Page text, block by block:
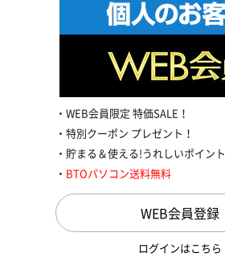
WEB会員限定 特価SALE！
特別クーポン プレゼント！
貯まる＆使える!うれしいポイント
BTOパソコン送料無料
WEB会員登録
ログインはこちら